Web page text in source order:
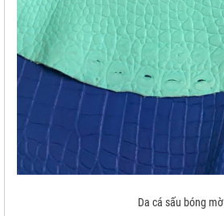
Da cá sấu bóng mờ